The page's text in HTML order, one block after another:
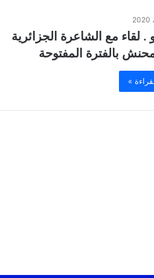
. لقاء مع الشاعرة الجزائرية
بالفترة المفتوحة
»